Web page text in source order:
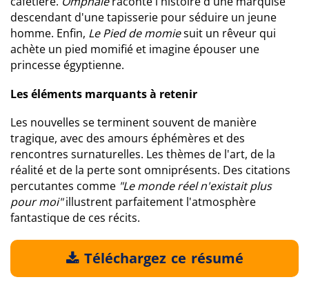
descendant d'une tapisserie pour séduire un jeune
homme. Enfin, Le Pied de momiesuit un rêveur qui
achète un pied momifié et imagine épouser une
princesse égyptienne.
Les éléments marquants à retenir
Les nouvelles se terminent souvent de manière
tragique, avec des amours éphémères et des
rencontres surnaturelles. Les thèmes de l'art, de la
réalité et de la perte sont omniprésents. Des citations
percutantes comme "Le monde réel n'existait plus
pour moi"illustrent parfaitement l'atmosphère
fantastique de ces récits.
Téléchargez ce résumé